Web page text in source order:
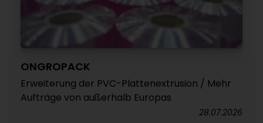
ONGROPACK
Erweiterung der PVC-Plattenextrusion / Mehr
Aufträge von außerhalb Europas
28.07.2026